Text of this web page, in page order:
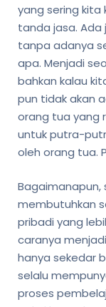
yang sering
tanda jasa. Ada
tanpa adanya
apa. Menjadi
bahkan kalau
pun tidak akan
orang tua yang
untuk putra-
oleh orang tua.
membutuhkan
pribadi yang
caranya
hanya sekedar
selalu
proses